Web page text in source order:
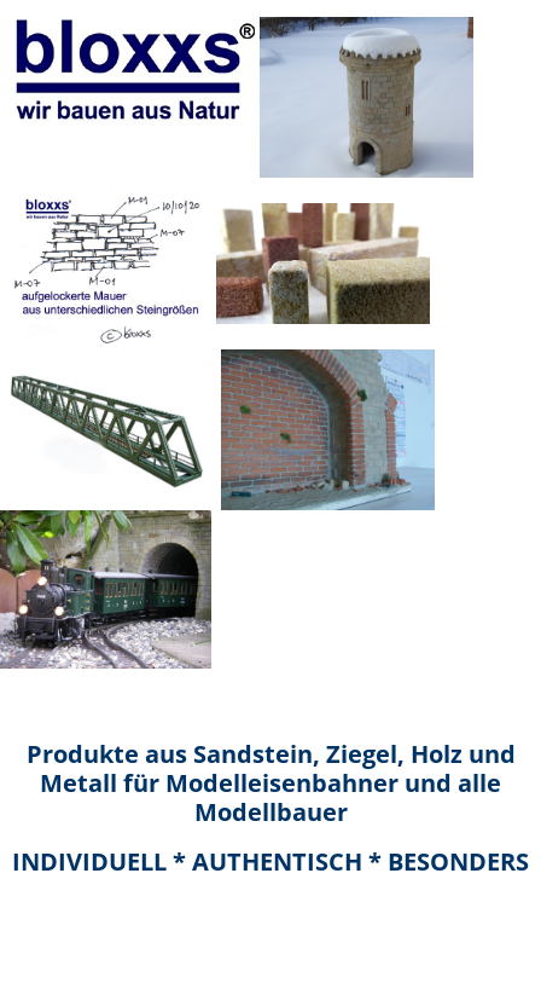
Produkte aus Sandstein, Ziegel, Holz und
Metall für Modelleisenbahner und alle
Modellbauer
INDIVIDUELL * AUTHENTISCH * BESONDERS